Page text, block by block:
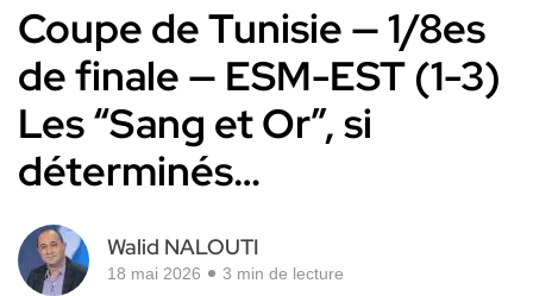
Coupe de Tunisie — 1/8es
de finale — ESM-EST (1-3)
Les “Sang et Or”, si
déterminés…
Walid NALOUTI
18 mai 2026 3 min de lecture